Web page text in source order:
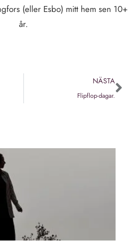
(eller Esbo) mitt hem sen 10+
år.
NÄSTA
Flipflop-dagar.